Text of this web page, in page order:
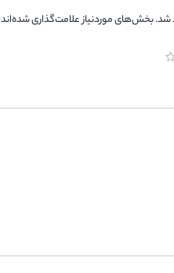
شد.بخش‌های موردنیاز علامت‌گذاری شده‌اند